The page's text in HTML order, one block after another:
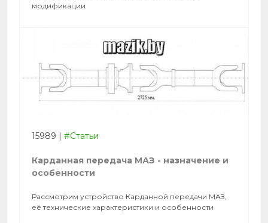
модификации
15989 | #Статьи
Карданная передача МАЗ - назначение и
особенности
Рассмотрим устройство Карданной передачи МАЗ,
её технические характеристики и особенности